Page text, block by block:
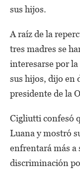
sus hijos.
A raíz de la
tres madres se
interesarse por
sus hijos, dijo en
presidente de la
Cigliutti confesó
Luana y mostró
enfrentará más a
discriminación